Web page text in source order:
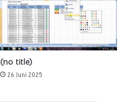
(no title)
26 Juni 2025